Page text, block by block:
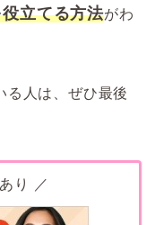
立てる方法がわ
る人は、ぜひ最後
り ／